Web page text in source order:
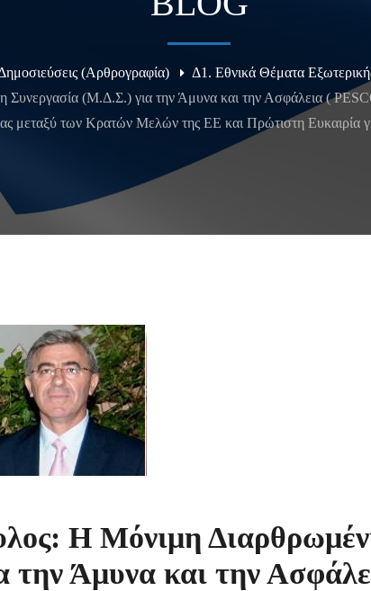
(Αρθρογραφία)
Δ1. Εθνικά Θέματα
Συνεργασία (Μ.Δ.Σ.) για την Άμυνα και την Ασφάλεια (
μεταξύ των Κρατών Μελών της ΕΕ και Πρώτιστη
Η Μόνιμη
Άμυνα και την